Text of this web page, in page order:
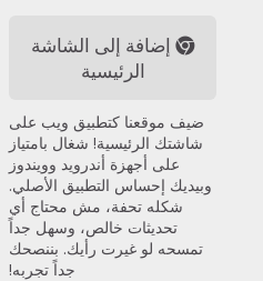
إضافة إلى الشاشة
الرئيسية
ضيف موقعنا كتطبيق ويب على
شاشتك الرئيسية! شغال بامتياز
على أجهزة أندرويد وويندوز
وبيديك إحساس التطبيق الأصلي.
شكله تحفة، مش محتاج أي
تحديثات خالص، وسهل جداً
تمسحه لو غيرت رأيك. بننصحك
جداً تجربه!